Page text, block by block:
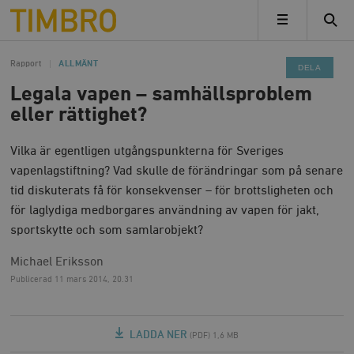
Timbro
MENY
Rapport ALLMÄNT
Legala vapen – samhällsproblem
eller rättighet?
Vilka är egentligen utgångspunkterna för Sveriges
vapenlagstiftning? Vad skulle de förändringar som på senare
tid diskuterats få för konsekvenser – för brottsligheten och
för laglydiga medborgares användning av vapen för jakt,
sportskytte och som samlarobjekt?
Michael Eriksson
Publicerad 11 mars 2014, 20.31
LADDA NER (PDF) 1,6 MB
DELA